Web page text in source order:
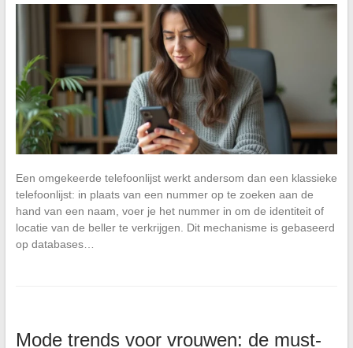
Een omgekeerde telefoonlijst werkt andersom dan een klassieke
telefoonlijst: in plaats van een nummer op te zoeken aan de
hand van een naam, voer je het nummer in om de identiteit of
locatie van de beller te verkrijgen. Dit mechanisme is gebaseerd
op databases…
Mode trends voor vrouwen: de must-